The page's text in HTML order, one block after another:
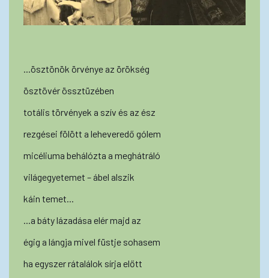
...ösztönök örvénye az örökség
ösztövér össztüzében
totális törvények a szív és az ész
rezgései fölött a leheveredő gólem
micéliuma behálózta a meghátráló
világegyetemet – ábel alszik
káin temet...
...a báty lázadása elér majd az
égig a lángja mivel füstje sohasem
ha egyszer rátalálok sírja előtt